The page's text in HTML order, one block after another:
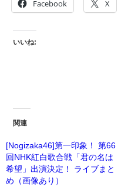
Facebook X
いいね:
関連
[Nogizaka46]第一印象！ 第66
回NHK紅白歌合戦「君の名は
希望」出演決定！ ライブまと
め（画像あり）